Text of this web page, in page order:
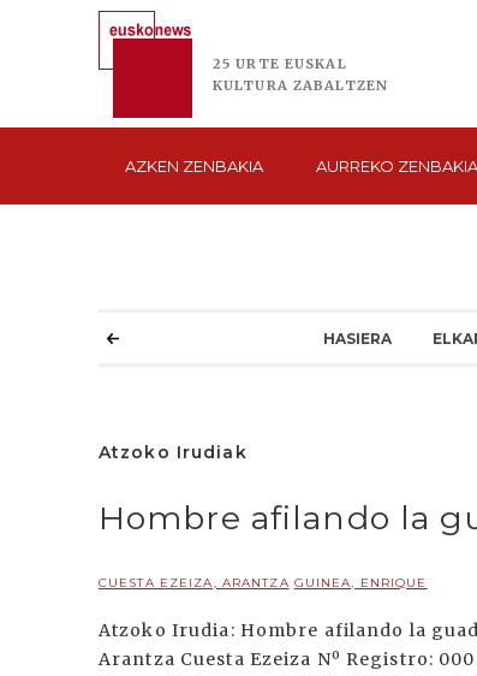
25 URTE EUSKAL
KULTURA ZABALTZEN
AZKEN ZENBAKIA AURREKO
HASIERA
Atzoko Irudiak
Hombre afilando la
CUESTA EZEIZA, ARANTZA GUINEA, ENRIQUE
Atzoko Irudia: Hombre afilando la
Arantza Cuesta Ezeiza Nº Registro: